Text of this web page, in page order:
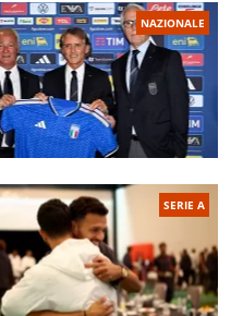
NAZIONALE
SERIE A